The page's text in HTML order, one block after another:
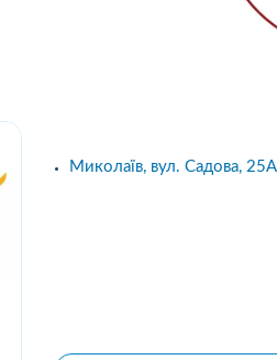
Миколаїв, вул. Садова,